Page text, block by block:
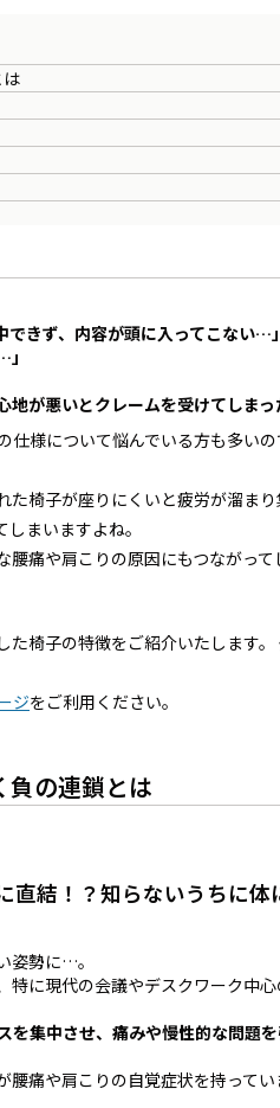
できず、内容が頭に入ってこない…」
が悪いとクレームを受けてしまっ
様について悩んでいる方も多い
椅子が座りにくいと疲労が溜ま
まいますよね。
痛や肩こりの原因にもつながって
椅子の特徴をご紹介いたします
ジをご利用ください。
負の連鎖とは
直結！？知らないうちに体
姿勢に…。
に現代の会議やデスクワーク中
を集中させ、痛みや慢性的な問題
痛や肩こりの自覚症状を持ってい